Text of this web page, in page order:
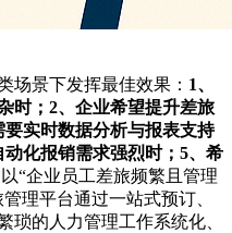
场景下发挥最佳效果： 1、
时；2、企业希望提升差旅
实时数据分析与报表支持
化报销需求强烈时；5、希
以“企业员工差旅频繁且管理
理平台通过一站式预订、
琐的人力管理工作系统化、